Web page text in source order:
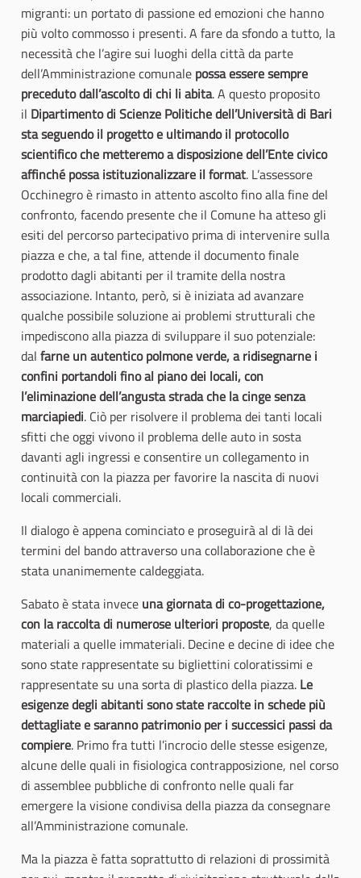
migranti: un portato di passione ed emozioni che hanno
più volto commosso i presenti. A fare da sfondo a tutto, la
necessità che l’agire sui luoghi della città da parte
dell’Amministrazione comunale possa essere sempre
preceduto dall’ascolto di chi li abita. A questo proposito
il Dipartimento di Scienze Politiche dell’Università di Bari
sta seguendo il progetto e ultimando il protocollo
scientifico che metteremo a disposizione dell’Ente civico
affinché possa istituzionalizzare il format. L’assessore
Occhinegro è rimasto in attento ascolto fino alla fine del
confronto, facendo presente che il Comune ha atteso gli
esiti del percorso partecipativo prima di intervenire sulla
piazza e che, a tal fine, attende il documento finale
prodotto dagli abitanti per il tramite della nostra
associazione. Intanto, però, si è iniziata ad avanzare
qualche possibile soluzione ai problemi strutturali che
impediscono alla piazza di sviluppare il suo potenziale:
dal farne un autentico polmone verde, a ridisegnarne i
confini portandoli fino al piano dei locali, con
l’eliminazione dell’angusta strada che la cinge senza
marciapiedi. Ciò per risolvere il problema dei tanti locali
sfitti che oggi vivono il problema delle auto in sosta
davanti agli ingressi e consentire un collegamento in
continuità con la piazza per favorire la nascita di nuovi
locali commerciali.
Il dialogo è appena cominciato e proseguirà al di là dei
termini del bando attraverso una collaborazione che è
stata unanimemente caldeggiata.
Sabato è stata invece una giornata di co-progettazione,
con la raccolta di numerose ulteriori proposte, da quelle
materiali a quelle immateriali. Decine e decine di idee che
sono state rappresentate su bigliettini coloratissimi e
rappresentate su una sorta di plastico della piazza. Le
esigenze degli abitanti sono state raccolte in schede più
dettagliate e saranno patrimonio per i successici passi da
compiere. Primo fra tutti l’incrocio delle stesse esigenze,
alcune delle quali in fisiologica contrapposizione, nel corso
di assemblee pubbliche di confronto nelle quali far
emergere la visione condivisa della piazza da consegnare
all’Amministrazione comunale.
Ma la piazza è fatta soprattutto di relazioni di prossimità